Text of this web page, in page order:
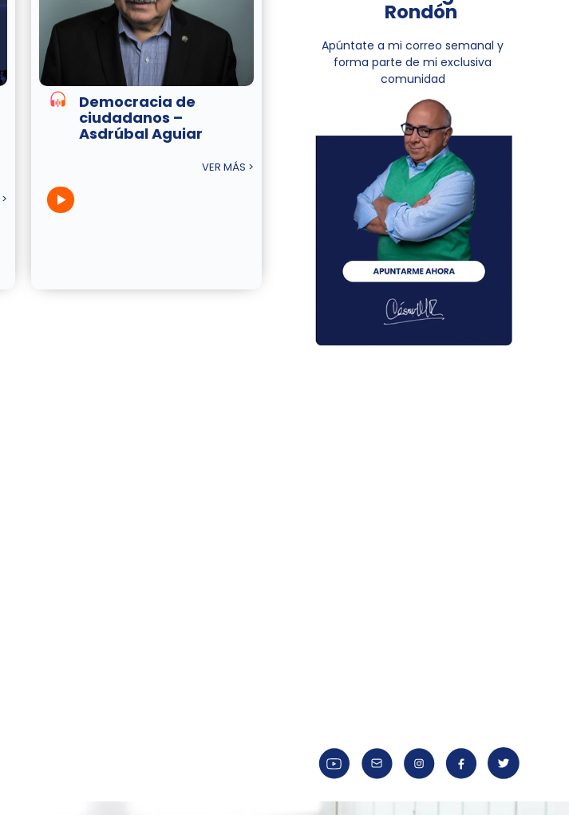
Democracia de
ciudadanos –
Asdrúbal Aguiar
VER MÁS >
Rondón
Apúntate a mi correo semanal y
forma parte de mi exclusiva
comunidad